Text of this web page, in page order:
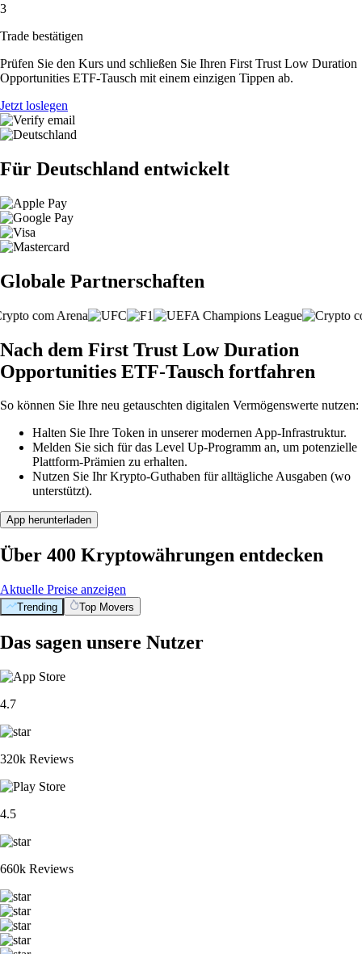
3
Trade bestätigen
Prüfen Sie den Kurs und schließen Sie Ihren First Trust Low Duration
Opportunities ETF-Tausch mit einem einzigen Tippen ab.
Jetzt loslegen
Für Deutschland entwickelt
Globale Partnerschaften
Nach dem First Trust Low Duration
Opportunities ETF-Tausch fortfahren
So können Sie Ihre neu getauschten digitalen Vermögenswerte nutzen:
Halten Sie Ihre Token in unserer modernen App-Infrastruktur.
Melden Sie sich für das Level Up-Programm an, um potenzielle
Plattform-Prämien zu erhalten.
Nutzen Sie Ihr Krypto-Guthaben für alltägliche Ausgaben (wo
unterstützt).
App herunterladen
Über 400 Kryptowährungen entdecken
Aktuelle Preise anzeigen
Trending Top Movers
Das sagen unsere Nutzer
4.7
320k Reviews
4.5
660k Reviews